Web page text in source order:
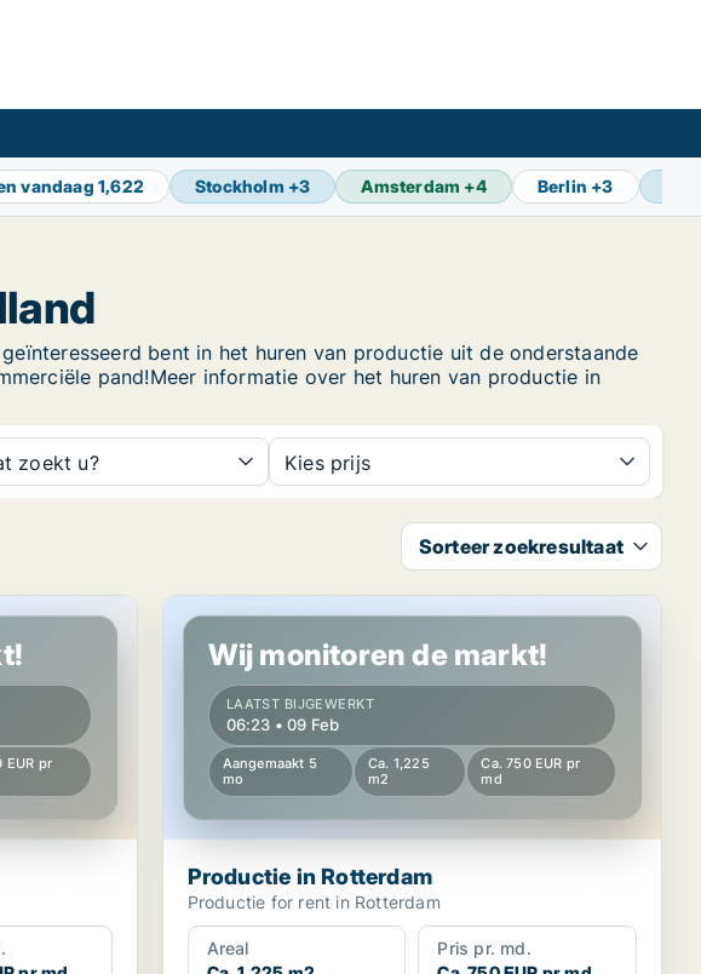
vandaag1,622 Stockholm +3 Amsterdam +4 Berlin +3
bent in het huren van productie uit de onderstaande
pand!Meer informatie over het huren van productie in
zoekt u? Kies prijs
Sorteer zoekresultaat
EUR pr
Productie in Rotterdam
Wij monitoren de markt!
LAATST BIJGEWERKT
06:23 • 09 Feb
Aangemaakt 5
mo
Ca. 1,225
m2
Ca. 750 EUR pr
md
Productie in Rotterdam
Productie for rent in Rotterdam
Areal
Pris pr. md.